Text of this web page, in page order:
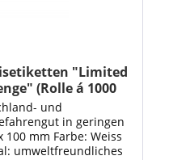
"Limited
(Rolle á 1000
und
in geringen
mm Farbe: Weiss
umweltfreundliches